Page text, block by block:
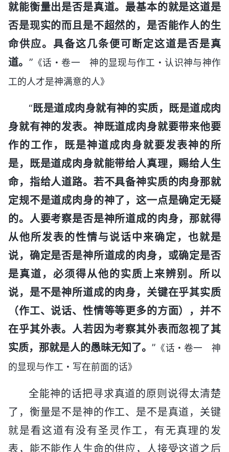
就能衡量出是否是真道。最基本的就是这道是
否是现实的而且是不超然的，是否能作人的生
命供应。具备这几条便可断定这道是否是真
道。 ” 《话・卷一 神的显现与作工・认识神与神作
工的人才是神满意的人》
“既是道成肉身就有神的实质，既是道成肉
身就有神的发表。神既道成肉身就要带来他要
作的工作，既是神道成肉身就要发表神的所
是，既是道成肉身就能带给人真理，赐给人生
命，指给人道路。若不具备神实质的肉身那就
定规不是道成肉身的神了，这一点是确定无疑
的。人要考察是否是神所道成的肉身，那就得
从他所发表的性情与说话中来确定，也就是
说，确定是否是神所道成的肉身，或确定是否
是真道，必须得从他的实质上来辨别。所以
说，是不是神所道成的肉身，关键在乎其实质
（作工、说话、性情等等更多的方面），并不
在乎其外表。人若因为考察其外表而忽视了其
实质，那就是人的愚昧无知了。” 《话・卷一 神
的显现与作工・写在前面的话》
全能神的话把寻求真道的原则说得太清楚
了，衡量是不是神的作工、是不是真道，关键
就是看这道有没有圣灵作工，有无真理的发
表，能不能作人生命的供应，人接受这道之后